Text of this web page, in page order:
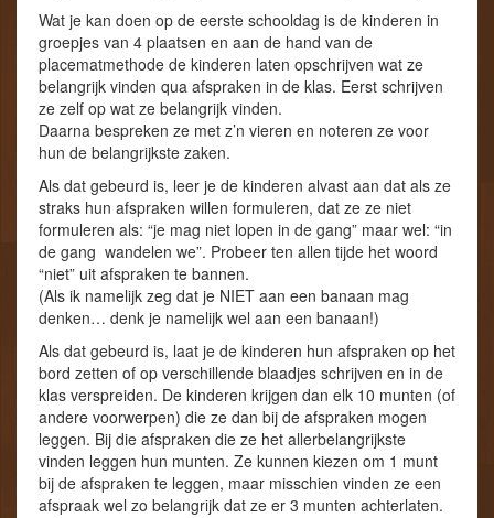
Wat je kan doen op de eerste schooldag is de kinderen in
groepjes van 4 plaatsen en aan de hand van de
placematmethode de kinderen laten opschrijven wat ze
belangrijk vinden qua afspraken in de klas. Eerst schrijven
ze zelf op wat ze belangrijk vinden.
Daarna bespreken ze met z’n vieren en noteren ze voor
hun de belangrijkste zaken.
Als dat gebeurd is, leer je de kinderen alvast aan dat als ze
straks hun afspraken willen formuleren, dat ze ze niet
formuleren als: “je mag niet lopen in de gang” maar wel: “in
de gang wandelen we”. Probeer ten allen tijde het woord
“niet” uit afspraken te bannen.
(Als ik namelijk zeg dat je NIET aan een banaan mag
denken… denk je namelijk wel aan een banaan!)
Als dat gebeurd is, laat je de kinderen hun afspraken op het
bord zetten of op verschillende blaadjes schrijven en in de
klas verspreiden. De kinderen krijgen dan elk 10 munten (of
andere voorwerpen) die ze dan bij de afspraken mogen
leggen. Bij die afspraken die ze het allerbelangrijkste
vinden leggen hun munten. Ze kunnen kiezen om 1 munt
bij de afspraken te leggen, maar misschien vinden ze een
afspraak wel zo belangrijk dat ze er 3 munten achterlaten.